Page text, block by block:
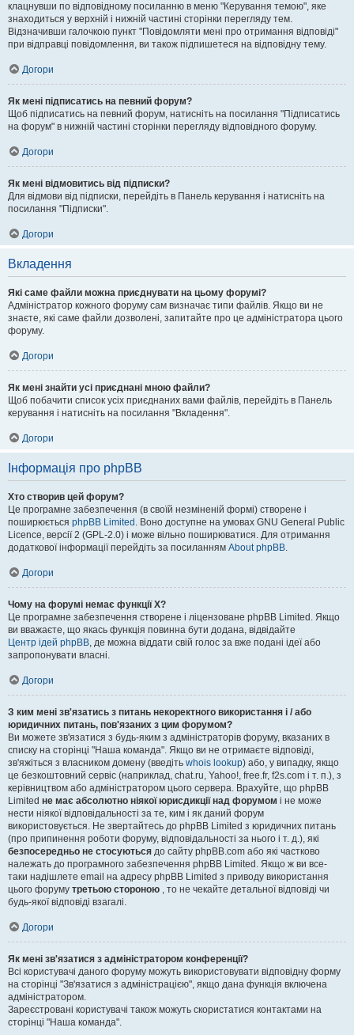
клацнувши по відповідному посиланню в меню "Керування темою", яке
знаходиться у верхній і нижній частині сторінки перегляду тем.
Відзначивши галочкою пункт "Повідомляти мені про отримання відповіді"
при відправці повідомлення, ви також підпишетеся на відповідну тему.
Догори
Як мені підписатись на певний форум?
Щоб підписатись на певний форум, натисніть на посилання "Підписатись
на форум" в нижній частині сторінки перегляду відповідного форуму.
Догори
Як мені відмовитись від підписки?
Для відмови від підписки, перейдіть в Панель керування і натисніть на
посилання "Підписки".
Догори
Вкладення
Які саме файли можна приєднувати на цьому форумі?
Адміністратор кожного форуму сам визначає типи файлів. Якщо ви не
знаєте, які саме файли дозволені, запитайте про це адміністратора цього
форуму.
Догори
Як мені знайти усі приєднані мною файли?
Щоб побачити список усіх приєднаних вами файлів, перейдіть в Панель
керування і натисніть на посилання "Вкладення".
Догори
Інформація про phpBB
Хто створив цей форум?
Це програмне забезпечення (в своїй незміненій формі) створене і
поширюється phpBB Limited . Воно доступне на умовах GNU General Public
Licence, версії 2 (GPL-2.0) і може вільно поширюватися. Для отримання
додаткової інформації перейдіть за посиланням About phpBB.
Догори
Чому на форумі немає функції X?
Це програмне забезпечення створене і ліцензоване phpBB Limited. Якщо
ви вважаєте, що якась функція повинна бути додана, відвідайте
Центр ідей phpBB, де можна віддати свій голос за вже подані ідеї або
запропонувати власні.
Догори
З ким мені зв'язатись з питань некоректного використання і / або
юридичних питань, пов'язаних з цим форумом?
Ви можете зв'язатися з будь-яким з адміністраторів форуму, вказаних в
списку на сторінці "Наша команда". Якщо ви не отримаєте відповіді,
зв'яжіться з власником домену (введіть whois lookup) або, у випадку, якщо
це безкоштовний сервіс (наприклад, chat.ru, Yahoo!, free.fr, f2s.com і т. п.), з
керівництвом або адміністратором цього сервера. Врахуйте, що phpBB
Limited не має абсолютно ніякої юрисдикції над форумом і не може
нести ніякої відповідальності за те, ким і як даний форум
використовується. Не звертайтесь до phpBB Limited з юридичних питань
(про припинення роботи форуму, відповідальності за нього і т. д.), які
безпосередньо не стосуються до сайту phpBB.com або які частково
належать до програмного забезпечення phpBB Limited. Якщо ж ви все-
таки надішлете email на адресу phpBB Limited з приводу використання
цього форуму третьою стороною , то не чекайте детальної відповіді чи
будь-якої відповіді взагалі.
Догори
Як мені зв'язатися з адміністратором конференції?
Всі користувачі даного форуму можуть використовувати відповідну форму
на сторінці "Зв'язатися з адміністрацією", якщо дана функція включена
адміністратором.
Зареєстровані користувачі також можуть скористатися контактами на
сторінці "Наша команда".